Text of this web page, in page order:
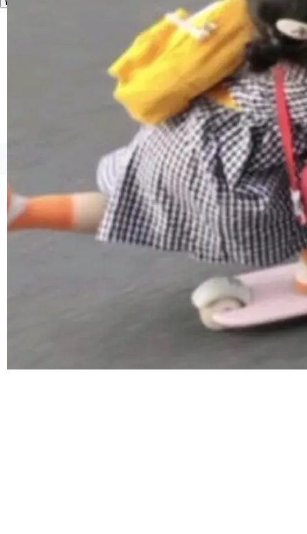
境、兼容场景、一键直出”。 Hy ASR 3.0 previe
w 不要求标准普通话，方言识别覆盖粤语、吴语
等 10 大方言片区和 20 余个二级小片区。在开
源评测集中，Hy ASR 3.0 preview 在多语种的
©OSCHINA(OSChina.NET) 京ICP备2025119063号